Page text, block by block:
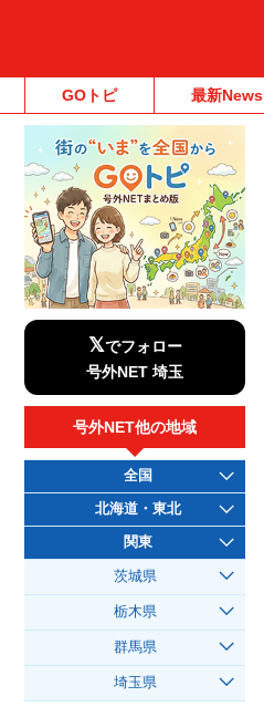
GOトピ 最新News
𝕏でフォロー
号外NET 埼玉
号外NET他の地域
全国
北海道・東北
関東
茨城県
栃木県
群馬県
埼玉県